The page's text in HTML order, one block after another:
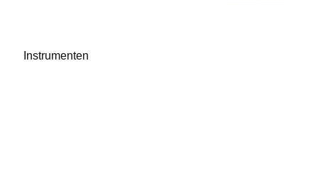
Instrumenten